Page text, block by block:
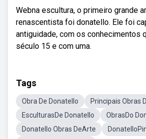
Webna escultura, o primeiro grande
renascentista foi donatello. Ele foi
antiguidade, com os conhecimentos
século 15 e com uma.
Tags
Obra De Donatello
Principais Obras
EsculturasDe Donatello
ObrasDo
Donatello Obras DeArte